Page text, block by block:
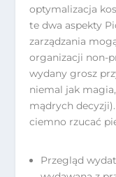
optymalizacja
te dwa aspekty
zarządzania
organizacji non-
wydany grosz
niemal jak
mądrych
ciemno rzucać
Przegląd